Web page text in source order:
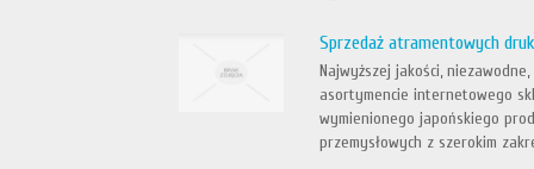
Sprzedaż atramentowych
Najwyższej jakości,
asortymencie internetowego
wymienionego japońskiego
przemysłowych z szerokim